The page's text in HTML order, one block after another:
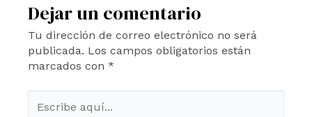
Dejar un comentario
Tu dirección de correo electrónico no será
publicada. Los campos obligatorios están
marcados con *
aquí...